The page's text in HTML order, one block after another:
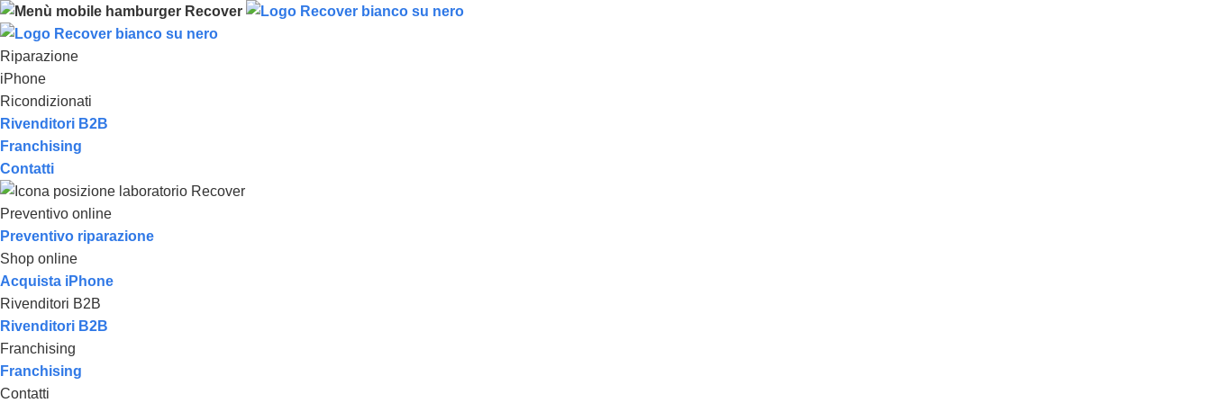
Riparazione
iPhone
Ricondizionati
Rivenditori B2B
Franchising
Contatti
Preventivo online
Preventivo riparazione
Shop online
Acquista iPhone
Rivenditori B2B
Rivenditori B2B
Franchising
Franchising
Contatti